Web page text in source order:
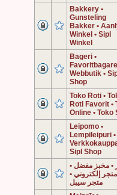
Bakkery •
Gunsteling
Bakker •
Winkel • Sipl
Winkel
Bageri •
Favoritbagare
Webbutik •
Shop
Toko Roti •
Roti Favorit •
Online • Toko
Leipomo •
Lempileipuri •
Sipl Shop
• مخبز مفضل •
متجر إلكتروني •
متجر سيبل